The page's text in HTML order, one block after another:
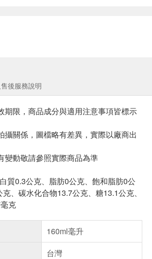
後服務說明
期限，商品成分與適用注意事項皆標示
攝關係，圖檔略有差異，實際以廠商出
變動敬請參照實際商品為準
質0.3公克、脂肪0公克、飽和脂肪0公
、碳水化合物13.7公克、糖13.1公克、
克
160ml毫升
台灣